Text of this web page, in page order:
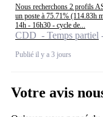
Nous recherchons 2 profils
un poste à 75.71% (114.83h
14h - 16h30 - cycle de...
CDD - Temps partiel
Publié il y a 3 jours
Votre avis